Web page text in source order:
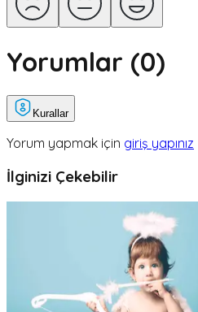
Yorumlar (0)
Kurallar
Yorum yapmak için giriş yapınız
İlginizi Çekebilir